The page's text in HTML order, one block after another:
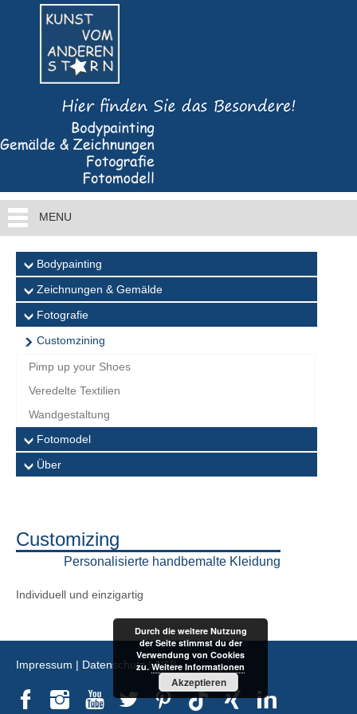
MENU
Bodypainting
Zeichnungen & Gemälde
Fotografie
Customzining
Pimp up your Shoes
Veredelte Textilien
Wandgestaltung
Fotomodel
Über
Customizing
Personalisierte handbemalte Kleidung
Individuell und einzigartig
Impressum | Datenschutz|AGB
Durch die weitere Nutzung
der Seite stimmst du der
Verwendung von Cookies
zu. Weitere Informationen
Akzeptieren